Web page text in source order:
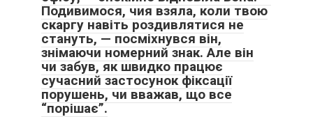
Подивимося, чия взяла, коли твою
скаргу навіть роздивлятися не
стануть, — посміхнувся він,
знімаючи номерний знак. Але він
чи забув, як швидко працює
сучасний застосунок фіксації
порушень, чи вважав, що все
“порішає”.